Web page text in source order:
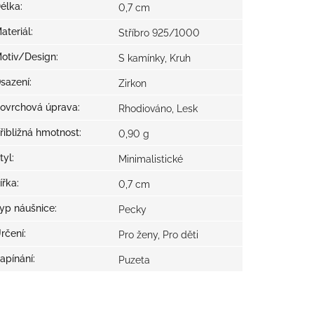
: 0,7 cm
: Stříbro 925/1000
Design: S kamínky, Kruh
: Zirkon
úprava: Rhodiováno, Lesk
hmotnost: 0,90 g
: Minimalistické
: 0,7 cm
náušnice: Pecky
: Pro ženy, Pro děti
: Puzeta